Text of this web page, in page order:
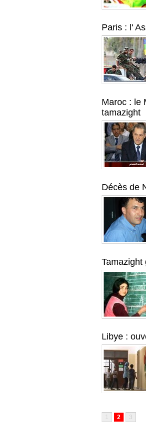
Paris : l'
Maroc : le
tamazight
Décès de
Tamazight
Libye :
1 2 3